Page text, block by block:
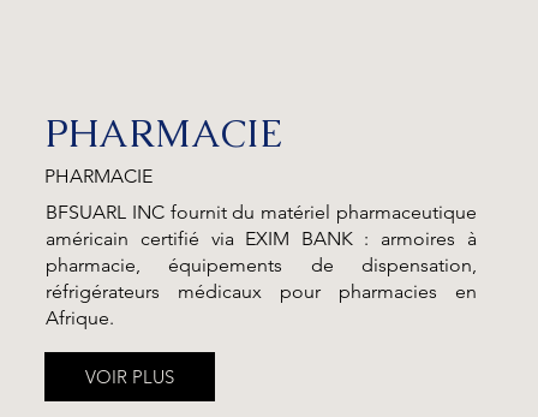
PHARMACIE
PHARMACIE
BFSUARL INC fournit du matériel pharmaceutique
américain certifié via EXIM BANK : armoires à
pharmacie, équipements de dispensation,
réfrigérateurs médicaux pour pharmacies en
Afrique.
VOIR PLUS